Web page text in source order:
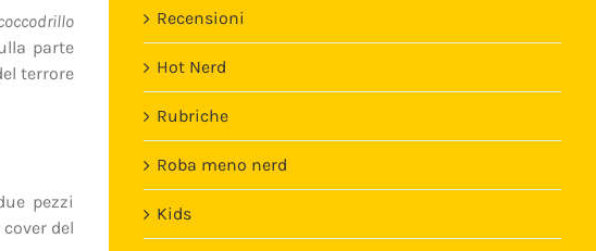
parte
terrore
pezzi
del
Recensioni
Hot Nerd
Rubriche
Roba meno nerd
Kids